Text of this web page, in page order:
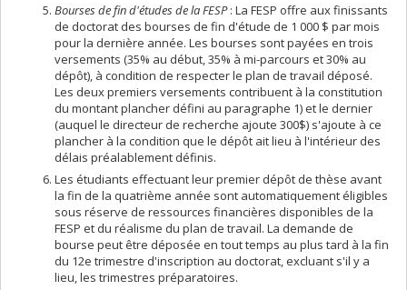
Bourses de fin d'études de la FESP: La FESP offre aux finissants
de doctorat des bourses de fin d'étude de 1 000 $ par mois
pour la dernière année. Les bourses sont payées en trois
versements (35% au début, 35% à mi-parcours et 30% au
dépôt), à condition de respecter le plan de travail déposé.
Les deux premiers versements contribuent à la constitution
du montant plancher défini au paragraphe 1) et le dernier
(auquel le directeur de recherche ajoute 300$) s'ajoute à ce
plancher à la condition que le dépôt ait lieu à l'intérieur des
délais préalablement définis.
Les étudiants effectuant leur premier dépôt de thèse avant
la fin de la quatrième année sont automatiquement éligibles
sous réserve de ressources financières disponibles de la
FESP et du réalisme du plan de travail. La demande de
bourse peut être déposée en tout temps au plus tard à la fin
du 12e trimestre d'inscription au doctorat, excluant s'il y a
lieu, les trimestres préparatoires.